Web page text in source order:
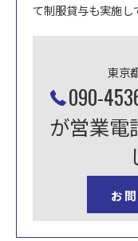
て制服貸与も実施し
東京
090-
が営業電
お